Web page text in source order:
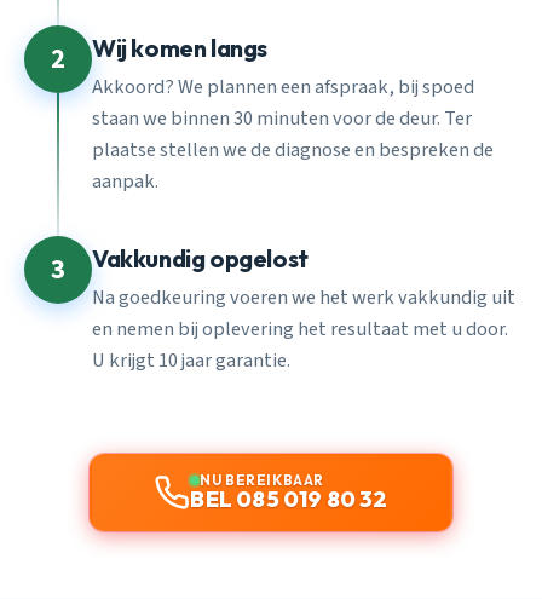
2 Wij komen langs
Akkoord? We plannen een afspraak, bij spoed
staan we binnen 30 minuten voor de deur. Ter
plaatse stellen we de diagnose en bespreken de
aanpak.
3 Vakkundig opgelost
Na goedkeuring voeren we het werk vakkundig uit
en nemen bij oplevering het resultaat met u door.
U krijgt 10 jaar garantie.
NU BEREIKBAAR
BEL 085 019 80 32